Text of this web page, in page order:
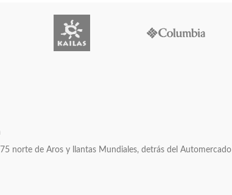
norte de Aros y llantas Mundiales, detrás del Automercado